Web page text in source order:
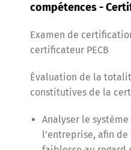
compétences -
Examen de
certificateur PECB
Évaluation de la
constitutives de la
Analyser le
l’entreprise, afin